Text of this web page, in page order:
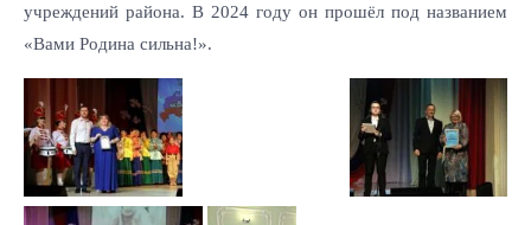
учреждений района. В 2024 году он прошёл под названием
«Вами Родина сильна!».